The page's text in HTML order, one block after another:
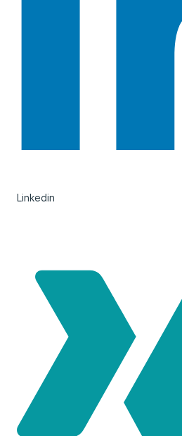
Linkedin